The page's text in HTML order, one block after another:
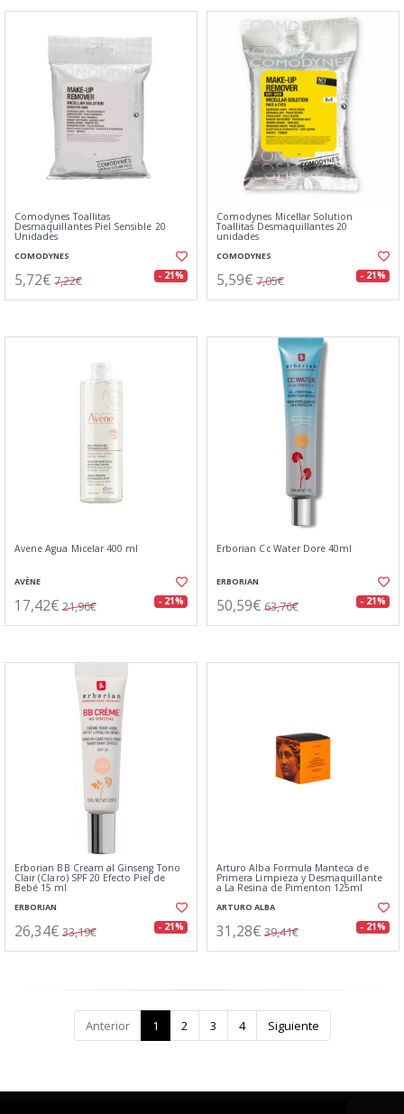
Comodynes Toallitas
Desmaquillantes Piel Sensible 20
Unidades
COMODYNES
5,72€ 7,22€ - 21%
Comodynes Micellar Solution
Toallitas Desmaquillantes 20
unidades
COMODYNES
5,59€ 7,05€ - 21%
Avene Agua Micelar 400 ml
AVÈNE
17,42€ 21,96€ - 21%
Erborian Cc Water Dore 40ml
ERBORIAN
50,59€ 63,76€ - 21%
Erborian BB Cream al Ginseng Tono
Clair (Claro) SPF 20 Efecto Piel de
Bebé 15 ml
ERBORIAN
26,34€ 33,19€ - 21%
Arturo Alba Formula Manteca de
Primera Limpieza y Desmaquillante
a La Resina de Pimenton 125ml
ARTURO ALBA
31,28€ 39,41€ - 21%
Anterior 1 2 3 4 Siguiente